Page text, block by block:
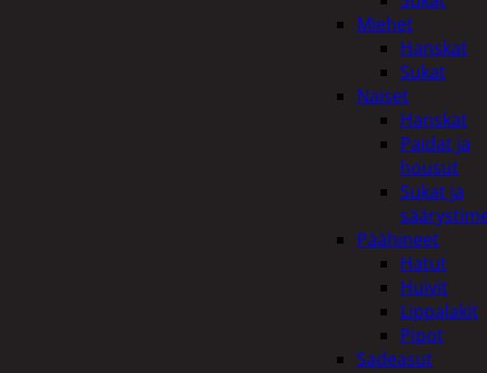
Miehet
Hanskat
Sukat
Naiset
Hanskat
Paidat ja
housut
Sukat ja
Päähineet
Hatut
Huivit
Lippalakit
Pipot
Sadeasut